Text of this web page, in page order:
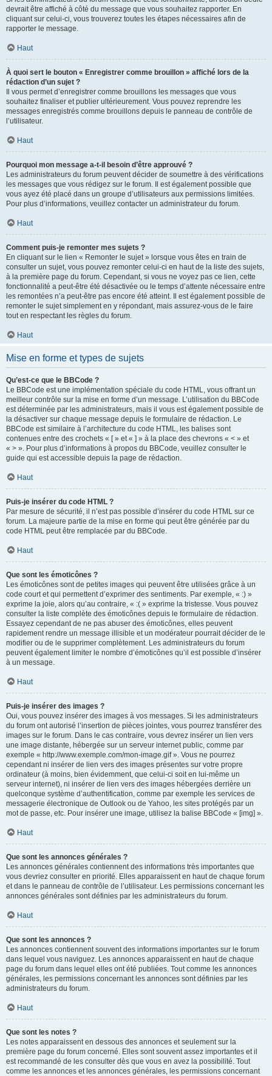
devrait être affiché à côté du message que vous souhaitez rapporter. En
cliquant sur celui-ci, vous trouverez toutes les étapes nécessaires afin de
rapporter le message.
Haut
À quoi sert le bouton « Enregistrer comme brouillon » affiché lors de la
rédaction d’un sujet ?
Il vous permet d’enregistrer comme brouillons les messages que vous
souhaitez finaliser et publier ultérieurement. Vous pouvez reprendre les
messages enregistrés comme brouillons depuis le panneau de contrôle de
l’utilisateur.
Haut
Pourquoi mon message a-t-il besoin d’être approuvé ?
Les administrateurs du forum peuvent décider de soumettre à des vérifications
les messages que vous rédigez sur le forum. Il est également possible que
vous ayez été placé dans un groupe d’utilisateurs aux permissions limitées.
Pour plus d’informations, veuillez contacter un administrateur du forum.
Haut
Comment puis-je remonter mes sujets ?
En cliquant sur le lien « Remonter le sujet » lorsque vous êtes en train de
consulter un sujet, vous pouvez remonter celui-ci en haut de la liste des sujets,
à la première page du forum. Cependant, si vous ne voyez pas ce lien, cette
fonctionnalité a peut-être été désactivée ou le temps d’attente nécessaire entre
les remontées n’a peut-être pas encore été atteint. Il est également possible de
remonter le sujet simplement en y répondant, mais assurez-vous de le faire
tout en respectant les règles du forum.
Haut
Mise en forme et types de sujets
Qu’est-ce que le BBCode ?
Le BBCode est une implémentation spéciale du code HTML, vous offrant un
meilleur contrôle sur la mise en forme d’un message. L’utilisation du BBCode
est déterminée par les administrateurs, mais il vous est également possible de
la désactiver sur chaque message depuis le formulaire de rédaction. Le
BBCode est similaire à l’architecture du code HTML, les balises sont
contenues entre des crochets « [ » et « ] » à la place des chevrons « < » et
« > ». Pour plus d’informations à propos du BBCode, veuillez consulter le
guide qui est accessible depuis la page de rédaction.
Haut
Puis-je insérer du code HTML ?
Par mesure de sécurité, il n’est pas possible d’insérer du code HTML sur ce
forum. La majeure partie de la mise en forme qui peut être générée par du
code HTML peut être remplacée par du BBCode.
Haut
Que sont les émoticônes ?
Les émoticônes sont de petites images qui peuvent être utilisées grâce à un
code court et qui permettent d’exprimer des sentiments. Par exemple, « :) »
exprime la joie, alors qu’au contraire, « :( » exprime la tristesse. Vous pouvez
consulter la liste complète des émoticônes depuis le formulaire de rédaction.
Essayez cependant de ne pas abuser des émoticônes, elles peuvent
rapidement rendre un message illisible et un modérateur pourrait décider de le
modifier ou de le supprimer complètement. Les administrateurs du forum
peuvent également limiter le nombre d’émoticônes qu’il est possible d’insérer
à un message.
Haut
Puis-je insérer des images ?
Oui, vous pouvez insérer des images à vos messages. Si les administrateurs
du forum ont autorisé l’insertion de pièces jointes, vous pourrez transférer des
images sur le forum. Dans le cas contraire, vous devrez insérer un lien vers
une image distante, hébergée sur un serveur internet public, comme par
exemple « http://www.exemple.com/mon-image.gif ». Vous ne pourrez
cependant ni insérer de lien vers des images présentes sur votre propre
ordinateur (à moins, bien évidemment, que celui-ci soit en lui-même un
serveur internet), ni insérer de lien vers des images hébergées derrière un
quelconque système d’authentification, comme par exemple les services de
messagerie électronique de Outlook ou de Yahoo, les sites protégés par un
mot de passe, etc. Pour insérer une image, utilisez la balise BBCode « [img] ».
Haut
Que sont les annonces générales ?
Les annonces générales contiennent des informations très importantes que
vous devriez consulter en priorité. Elles apparaissent en haut de chaque forum
et dans le panneau de contrôle de l’utilisateur. Les permissions concernant les
annonces générales sont définies par les administrateurs du forum.
Haut
Que sont les annonces ?
Les annonces contiennent souvent des informations importantes sur le forum
dans lequel vous naviguez. Les annonces apparaissent en haut de chaque
page du forum dans lequel elles ont été publiées. Tout comme les annonces
générales, les permissions concernant les annonces sont définies par les
administrateurs du forum.
Haut
Que sont les notes ?
Les notes apparaissent en dessous des annonces et seulement sur la
première page du forum concerné. Elles sont souvent assez importantes et il
est recommandé de les consulter dès que vous en avez la possibilité. Tout
comme les annonces et les annonces générales, les permissions concernant